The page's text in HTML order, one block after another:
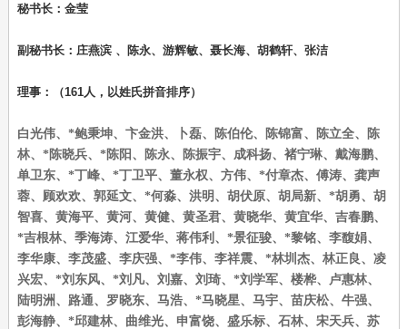
秘书长：金莹
副秘书长：庄燕滨 、陈永、游辉敏、聂长海、胡鹤轩、张洁
理事：（161人，以姓氏拼音排序）
白光伟、*鲍秉坤、卞金洪、卜磊、陈伯伦、陈锦富、陈立全、陈
林、*陈晓兵、*陈阳、陈永、陈振宇、成科扬、褚宁琳、戴海鹏、
单卫东、*丁峰、*丁卫平、董永权、方伟、*付章杰、傅涛、龚声
蓉、顾欢欢、郭延文、*何淼、洪明、胡伏原、胡局新、*胡勇、胡
智喜、黄海平、黄河、黄健、黄圣君、黄晓华、黄宜华、吉春鹏、
*吉根林、季海涛、江爱华、蒋伟利、*景征骏、*黎铭、李馥娟、
李华康、李茂盛、李庆强、*李伟、李祥震、*林圳杰、林正良、凌
兴宏、*刘东风、*刘凡、刘嘉、刘琦、*刘学军、楼桦、卢惠林、
陆明洲、路通、罗晓东、马浩、*马晓星、马宇、苗庆松、牛强、
彭海静、*邱建林、曲维光、申富饶、盛乐标、石林、宋天兵、苏